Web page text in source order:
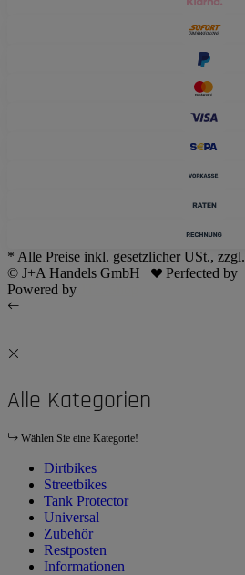
* Alle Preise inkl. gesetzlicher USt., zzgl.
© J+A Handels GmbH
Perfected by
Powered by
Alle Kategorien
Wählen Sie eine Kategorie!
Dirtbikes
Streetbikes
Tank Protector
Universal
Zubehör
Restposten
Informationen